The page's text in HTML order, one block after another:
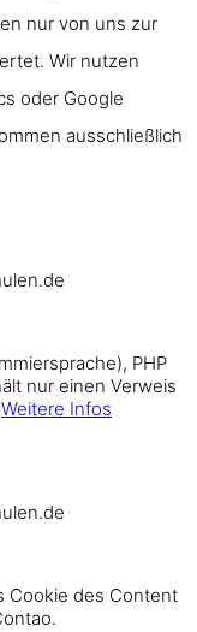
nur von uns zur
Wir nutzen
oder Google
ausschließlich
PHP
nur einen Verweis
Weitere Infos
Cookie des Content